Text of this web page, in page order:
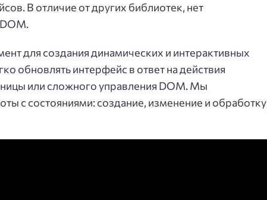
В отличие от других библиотек, нет
для создания динамических и интерактивных
обновлять интерфейс в ответ на действия
или сложного управления DOM. Мы
с состояниями: создание, изменение и обработку